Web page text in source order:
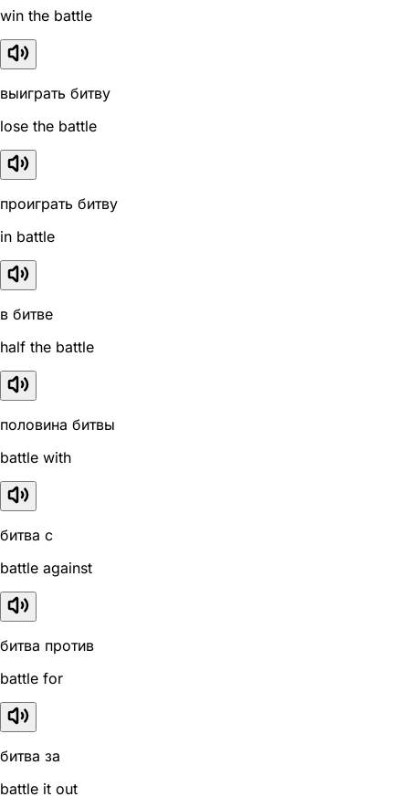
win the battle
выиграть битву
lose the battle
проиграть битву
in battle
в битве
half the battle
половина битвы
battle with
битва с
battle against
битва против
battle for
битва за
battle it out